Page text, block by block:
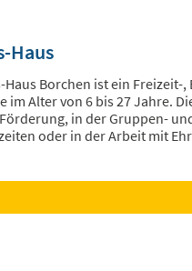
Haus
Borchen ist ein
Alter von 6 bis 27 Jahre.
in der Gruppen-
oder in der Arbeit mit